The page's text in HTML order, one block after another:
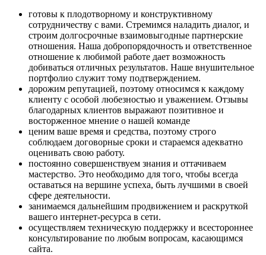
готовы к плодотворному и конструктивному
сотрудничеству с вами. Стремимся наладить диалог, и
строим долгосрочные взаимовыгодные партнерские
отношения. Наша добропорядочность и ответственное
отношение к любимой работе дает возможность
добиваться отличных результатов. Наше внушительное
портфолио служит тому подтверждением.
дорожим репутацией, поэтому относимся к каждому
клиенту с особой любезностью и уважением. Отзывы
благодарных клиентов выражают позитивное и
восторженное мнение о нашей команде
ценим ваше время и средства, поэтому строго
соблюдаем договорные сроки и стараемся адекватно
оценивать свою работу.
постоянно совершенствуем знания и оттачиваем
мастерство. Это необходимо для того, чтобы всегда
оставаться на вершине успеха, быть лучшими в своей
сфере деятельности.
занимаемся дальнейшим продвижением и раскруткой
вашего интернет-ресурса в сети.
осуществляем техническую поддержку и всестороннее
консультирование по любым вопросам, касающимся
сайта.